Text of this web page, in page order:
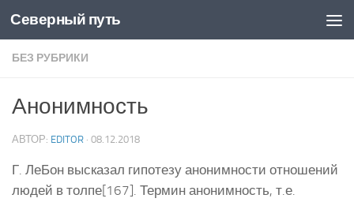
Skip to content
Северный путь
БЕЗ РУБРИКИ
Анонимность
АВТОР: EDITOR · 08.12.2018
Г. ЛеБон высказал гипотезу анонимности отношений
людей в толпе[167]. Термин анонимность, т.е.